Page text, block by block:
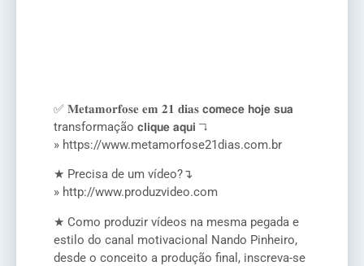
✅ 𝐌𝐞𝐭𝐚𝐦𝐨𝐫𝐟𝐨𝐬𝐞 𝐞𝐦 𝟐𝟏 𝐝𝐢𝐚𝐬 𝗰𝗼𝗺𝗲𝗰𝗲 𝗵𝗼𝗷𝗲 𝘀𝘂𝗮
transformação 𝗰𝗹𝗶𝗾𝘂𝗲 𝗮𝗾𝘂𝗶 ↴
» https://www.metamorfose21dias.com.br
★ Precisa de um vídeo?↴
» http://www.produzvideo.com
★ Como produzir vídeos na mesma pegada e
estilo do canal motivacional Nando Pinheiro,
desde o conceito a produção final, inscreva-se